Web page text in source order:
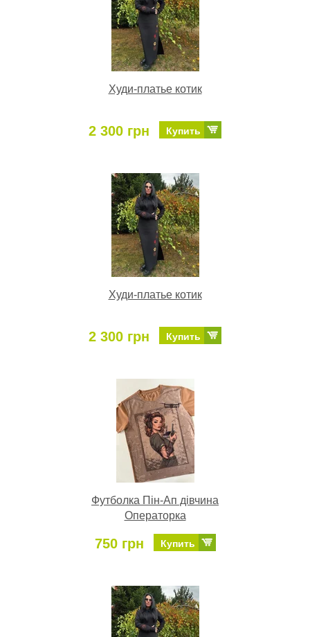
Худи-платье котик
2 300 грн Купить
Худи-платье котик
2 300 грн Купить
Футболка Пін-Ап дівчина
Операторка
750 грн Купить